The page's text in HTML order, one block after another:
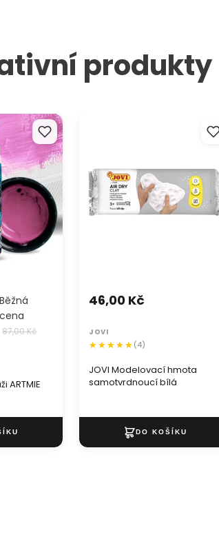
produkty
ARTMIE
ARTMIE
Běžná
cena
87,00 Kč
JOVI Modelovací hmota
samotvrdnoucí bílá
46,00 Kč
JOVI
(4)